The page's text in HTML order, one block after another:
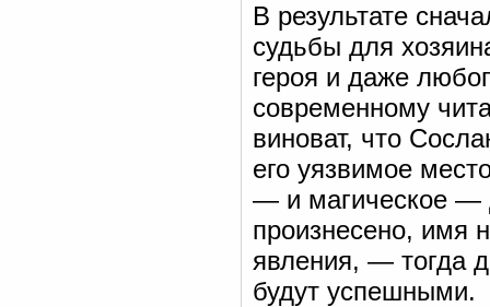
В результате
судьбы для
героя и даже
современному
виноват, что
его уязвимое
— и магическое —
произнесено, имя
явления, — тогда
будут успешными.